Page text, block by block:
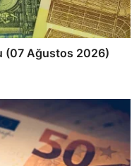
(07 Ağustos 2026)